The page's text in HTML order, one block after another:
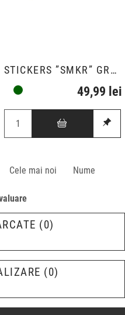
STICKERS ”SMKR” GREEN
49,99 lei
Cele mai noi Nume
0
0